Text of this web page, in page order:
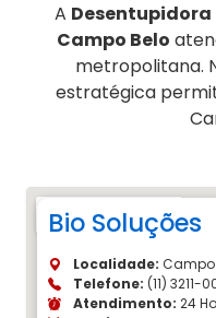
A
Campo Belo
metropolitana.
estratégica
Bio Soluções
Localidade: Campo
Telefone: (11) 3211-
Atendimento: 24